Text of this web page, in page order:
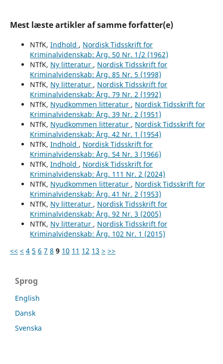
Mest læste artikler af samme forfatter(e)
NTfK, Indhold , Nordisk Tidsskrift for
Kriminalvidenskab: Årg. 50 Nr. 1/2 (1962)
NTfK, Ny litteratur , Nordisk Tidsskrift for
Kriminalvidenskab: Årg. 85 Nr. 5 (1998)
NTfK, Ny litteratur , Nordisk Tidsskrift for
Kriminalvidenskab: Årg. 79 Nr. 2 (1992)
NTfK, Nyudkommen litteratur , Nordisk Tidsskrift for
Kriminalvidenskab: Årg. 39 Nr. 2 (1951)
NTfK, Nyudkommen litteratur , Nordisk Tidsskrift for
Kriminalvidenskab: Årg. 42 Nr. 1 (1954)
NTfK, Indhold , Nordisk Tidsskrift for
Kriminalvidenskab: Årg. 54 Nr. 3 (1966)
NTfK, Indhold , Nordisk Tidsskrift for
Kriminalvidenskab: Årg. 111 Nr. 2 (2024)
NTfK, Nyudkommen litteratur , Nordisk Tidsskrift for
Kriminalvidenskab: Årg. 41 Nr. 2 (1953)
NTfK, Ny litteratur , Nordisk Tidsskrift for
Kriminalvidenskab: Årg. 92 Nr. 3 (2005)
NTfK, Ny litteratur , Nordisk Tidsskrift for
Kriminalvidenskab: Årg. 102 Nr. 1 (2015)
<< < 4 5 6 7 8 9 10 11 12 13 > >>
Sprog
English
Dansk
Svenska